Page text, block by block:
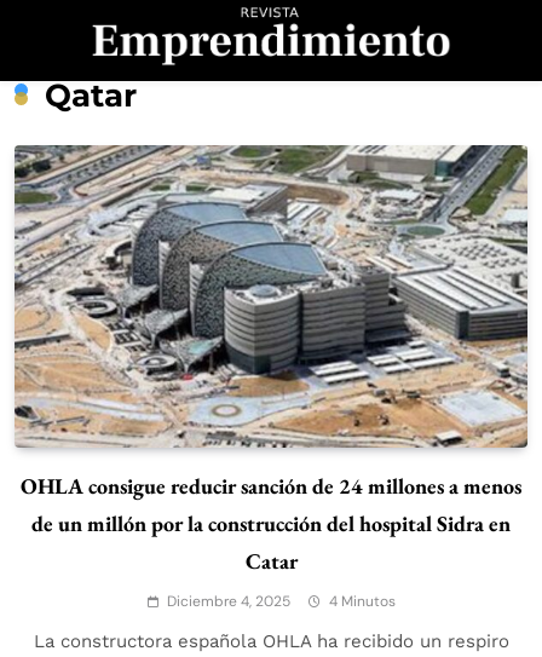
Revista
Emprendimiento
Qatar
OHLA consigue reducir sanción de 24 millones a menos
de un millón por la construcción del hospital Sidra en
Catar
Diciembre 4, 2025 4 Minutos
La constructora española OHLA ha recibido un respiro